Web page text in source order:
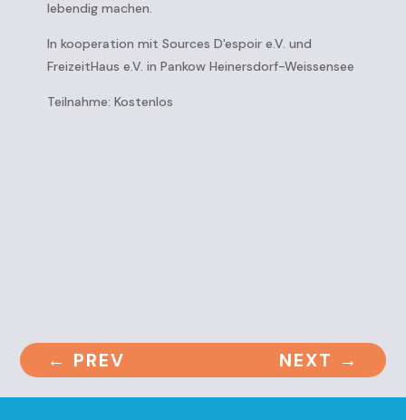
lebendig machen.
In kooperation mit Sources D'espoir e.V. und
FreizeitHaus e.V. in Pankow Heinersdorf-Weissensee
Teilnahme: Kostenlos
← PREV NEXT →